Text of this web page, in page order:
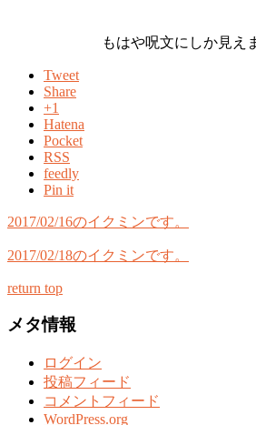
もはや呪文にしか見え
Tweet
Share
+1
Hatena
Pocket
RSS
feedly
Pin it
2017/02/16のイクミンです。
2017/02/18のイクミンです。
return top
メタ情報
ログイン
投稿フィード
コメントフィード
WordPress.org